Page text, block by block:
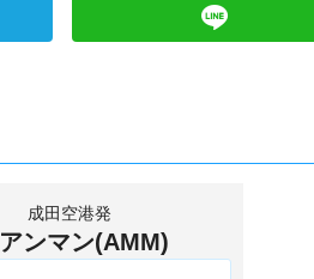
成田空港発
アンマン(AMM)